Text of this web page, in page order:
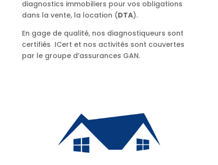
diagnostics immobiliers pour vos obligations
dans la vente, la location (DTA).
En gage de qualité, nos diagnostiqueurs sont
certifiés ICert et nos activités sont couvertes
par le groupe d’assurances GAN.